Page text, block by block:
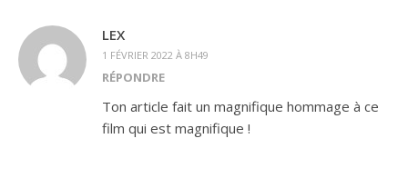
LEX
1 FÉVRIER 2022 À 8H49
RÉPONDRE
Ton article fait un magnifique hommage à ce
film qui est magnifique !